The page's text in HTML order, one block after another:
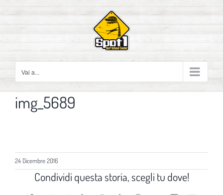
contenuto
Vai a...
img_5689
24 Dicembre 2016
Condividi questa storia, scegli tu dove!